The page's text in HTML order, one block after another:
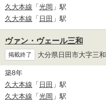
久大本線 「光岡 」駅
久大本線 「 日田 」駅
ヴァン・ヴェール三和
掲載終了 大分県日田市大字三和
築8年
久大本線 「 日田 」駅
久大本線 「光岡 」駅